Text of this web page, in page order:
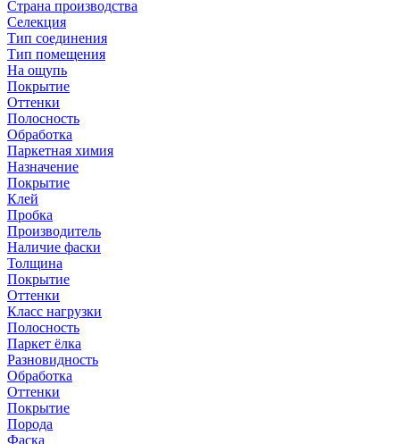
Страна производства
Селекция
Тип соединения
Тип помещения
На ощупь
Покрытие
Оттенки
Полосность
Обработка
Паркетная химия
Назначение
Покрытие
Клей
Пробка
Производитель
Наличие фаски
Толщина
Покрытие
Оттенки
Класс нагрузки
Полосность
Паркет ёлка
Разновидность
Обработка
Оттенки
Покрытие
Порода
Фаска